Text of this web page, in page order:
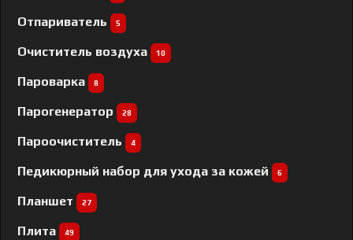
Отпариватель 5
Очиститель воздуха 10
Пароварка 8
Парогенератор 28
Пароочиститель 4
Педикюрный набор для ухода за кожей 6
Планшет 27
Плита 49